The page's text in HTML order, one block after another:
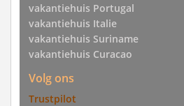
vakantiehuis Portugal
vakantiehuis Italie
vakantiehuis Suriname
vakantiehuis Curacao
Volg ons
Trustpilot